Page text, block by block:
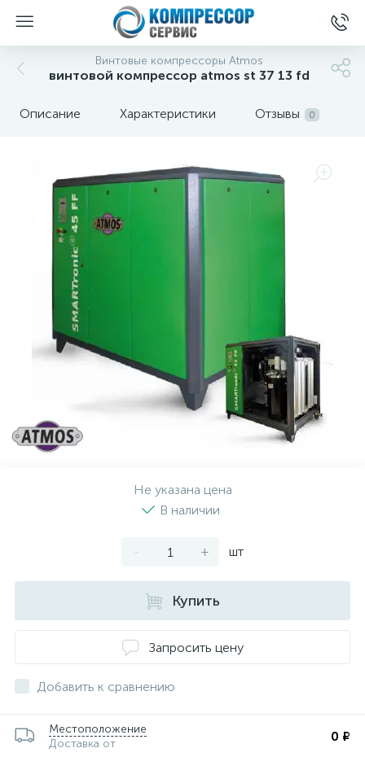
Винтовые компрессоры Atmos
винтовой компрессор atmos st 37 13 fd
Описание Характеристики Отзывы 0
Не указана цена
В наличии
- + шт
Купить
Запросить цену
Добавить к сравнению
Местоположение
Доставка от
0 ₽